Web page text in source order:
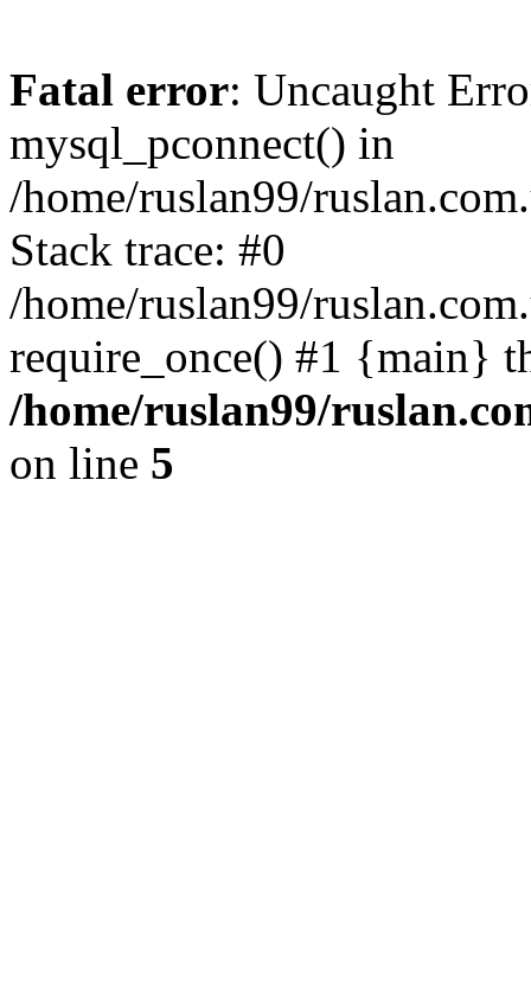
Fatal error: Uncaught
mysql_pconnect() in
/home/ruslan99/
Stack trace: #0
/home/ruslan99/
require_once() #1 {main}
/home/ruslan99/
on line 5